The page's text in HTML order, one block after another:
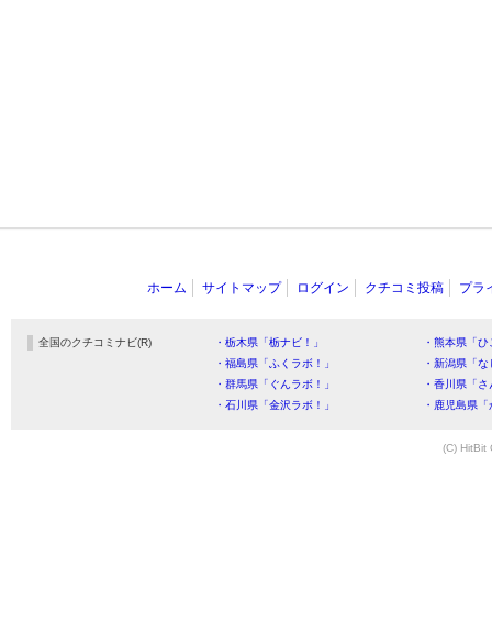
ホーム サイトマップ ログイン クチコミ投稿 プラ
全国のクチコミナビ(R) ・栃木県「栃ナビ！」
・熊本県「
・福島県「ふくラボ！」
・新潟県「
・群馬県「ぐんラボ！」
・香川県「
・石川県「金沢ラボ！」
・鹿児島県
(C) HitBit